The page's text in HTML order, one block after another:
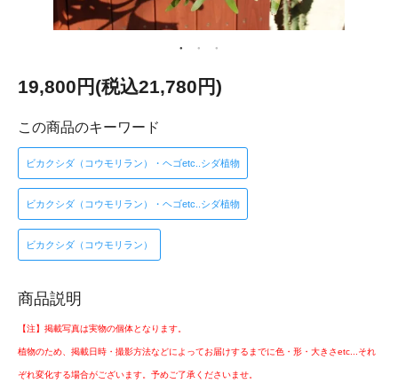
19,800円(税込21,780円)
この商品のキーワード
ビカクシダ（コウモリラン）・ヘゴetc..シダ植物
ビカクシダ（コウモリラン）・ヘゴetc..シダ植物
ビカクシダ（コウモリラン）
商品説明
【注】掲載写真は実物の個体となります。
植物のため、掲載日時・撮影方法などによってお届けするまでに色・形・大きさetc...それ
ぞれ変化する場合がございます。予めご了承くださいませ。